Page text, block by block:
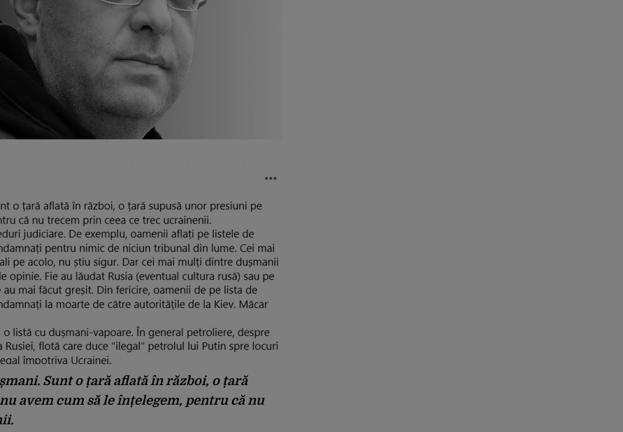
Sunt o țară aflată în război, o țară
avem cum să le înțelegem, pentru că nu